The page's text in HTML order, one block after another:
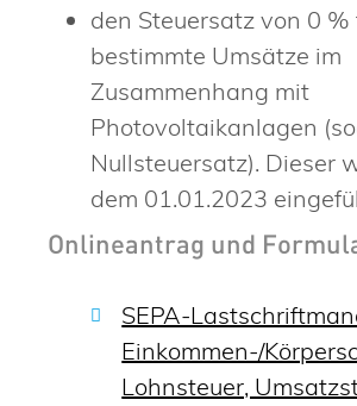
den Steuersatz von 0 %
bestimmte Umsätze im
Zusammenhang mit
Photovoltaikanlagen
Nullsteuersatz). Dieser
dem 01.01.2023
Onlineantrag und
SEPA-
Einkommen-/
Lohnsteuer,